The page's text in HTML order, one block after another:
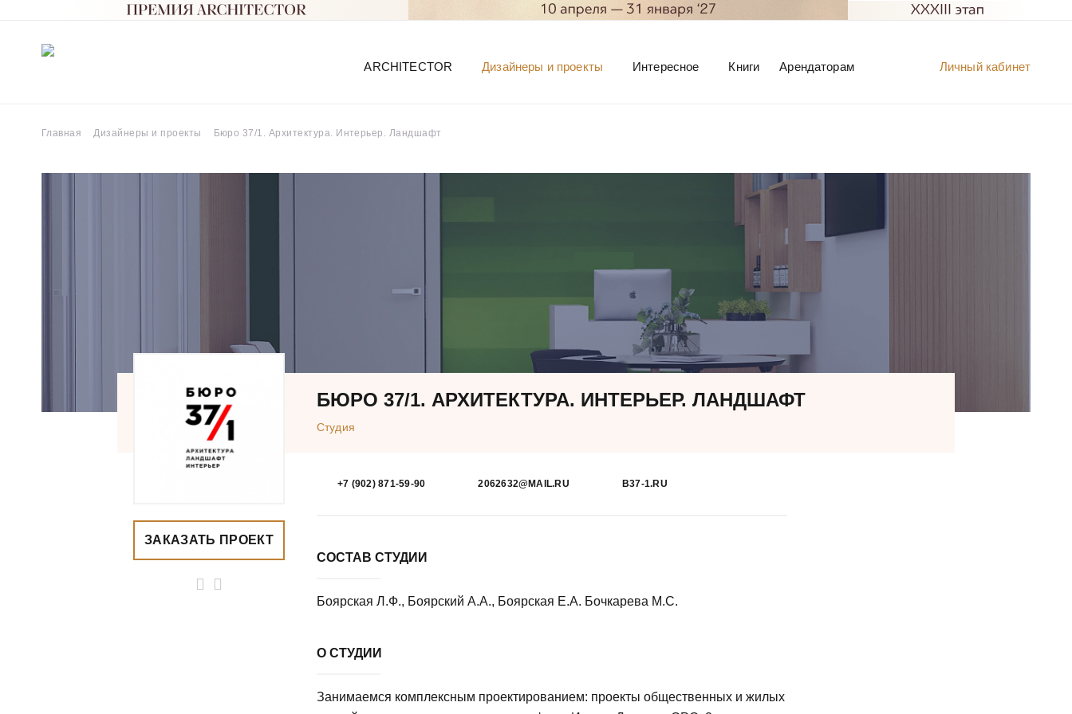
Личный кабинет
ARCHITECTOR Дизайнеры и проекты Интересное Книги Арендаторам
Главная Дизайнеры и проекты Бюро 37/1. Архитектура. Интерьер. Ландшафт
БЮРО 37/1. АРХИТЕКТУРА. ИНТЕРЬЕР. ЛАНДШАФТ
Студия
ЗАКАЗАТЬ ПРОЕКТ
+7 (902) 871-59-90 2062632@MAIL.RU B37-1.RU
СОСТАВ СТУДИИ
Боярская Л.Ф., Боярский А.А., Боярская Е.А. Бочкарева М.С.
О СТУДИИ
Занимаемся комплексным проектированием: проекты общественных и жилых